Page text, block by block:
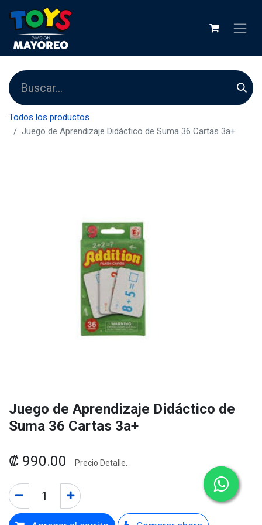
Todos los productos
Juego de Aprendizaje Didáctico de Suma 36 Cartas 3a+
Juego de Aprendizaje Didáctico de
Suma 36 Cartas 3a+
₡ 990.00 Precio Detalle.